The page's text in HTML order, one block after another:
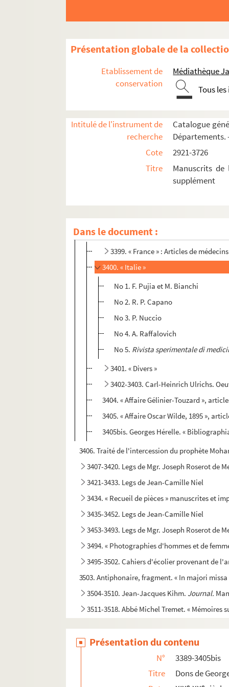
Présentation globale de la
Etablissement de
conservation
Médiathèque
Tous
Intitulé de l'instrument de
recherche
Catalogue
Départements.
Cote
2921-3726
Titre
Manuscrits de
supplément
Dans le document :
3355. Henri Vendel. Lettres aux
3356-3357. François Chèvre de La
3358-3388. André Lebey. Oeuvres.
3389-3405bis. Dons de Georges Hérelle
3389. « Extraits d'auteurs grecs »
3391. « Etranger : Allemagne, Angleterre
3392. « Italie, Belgique et Hollande,
3393. « Notes et extraits d'auteurs grecs et
3394. « Histoire : Moyen Age, Renaissance,
3395. « Période contemporaine. 1)
3397-3398. Brochures imprimées
3399-3405bis. Brochures imprimées
3399. « France » : Articles de médecins
3400. « Italie »
No 1. F. Pujia et M. Bianchi
No 2. R. P. Capano
No 3. P. Nuccio
No 4. A. Raffalovich
No 5. Rivista sperimentale di
3401. « Divers »
3402-3403. Carl-Heinrich Ulrichs.
3404. « Affaire Gélinier-Touzard »,
3405. « Affaire Oscar Wilde, 1895 »,
3405bis. Georges Hérelle. «
3406. Traité de l'intercession du prophète
3407-3420. Legs de Mgr. Joseph Roserot de
3421-3433. Legs de Jean-Camille Niel
3434. « Recueil de pièces » manuscrites et
3435-3452. Legs de Jean-Camille Niel
3453-3493. Legs de Mgr. Joseph Roserot de
3494. « Photographies d'hommes et de
3495-3502. Cahiers d'écolier provenant de
3503. Antiphonaire, fragment. « In majori
3504-3510. Jean-Jacques Kihm. Journal.
3511-3518. Abbé Michel Tremet. «
3577. Michel Tremet. « Antiquités et pièces
3578. « Catalogue des livres appartenant à
3579. Michel Sémilliard. Notes diverses sur
Présentation du contenu
N°
3389-3405bis
Titre
Dons de